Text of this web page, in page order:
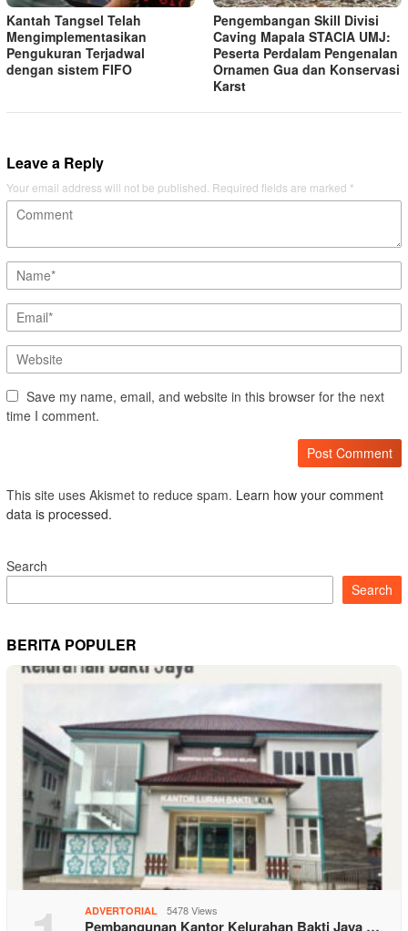
Kantah Tangsel Telah
Mengimplementasikan
Pengukuran Terjadwal
dengan sistem FIFO
Pengembangan Skill Divisi
Caving Mapala STACIA UMJ:
Peserta Perdalam Pengenalan
Ornamen Gua dan Konservasi
Karst
Leave a Reply
Your email address will not be published. Required fields are marked *
Save my name, email, and website in this browser for the next
time I comment.
This site uses Akismet to reduce spam. Learn how your comment
data is processed.
Search
Search
BERITA POPULER
ADVERTORIAL 5478 Views
Pembangunan Kantor Kelurahan Bakti Jaya …